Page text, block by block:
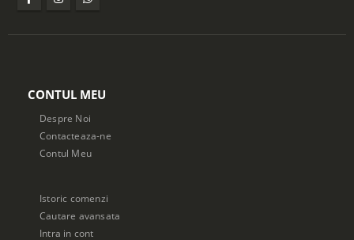
CONTUL MEU
Despre Noi
Contacteaza-ne
Contul Meu
Istoric comenzi
Cautare avansata
Intra in cont